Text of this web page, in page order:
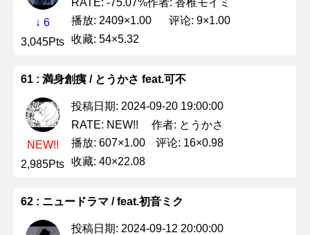
↓ 6
3,045Pts
RATE: -75.07%
播放: 2409×1.00
评论: 9×1.00
收藏: 54×5.32
61 : 満身創痍 / とうかさ feat.可不
NEW!!
2,985Pts
投稿日期: 2024-09-20 19:00:00
RATE: NEW!!
作者: とうかさ
播放: 607×1.00
评论: 16×0.98
收藏: 40×22.08
62 : ニュードラマ / feat.初音ミク
投稿日期: 2024-09-12 20:00:00